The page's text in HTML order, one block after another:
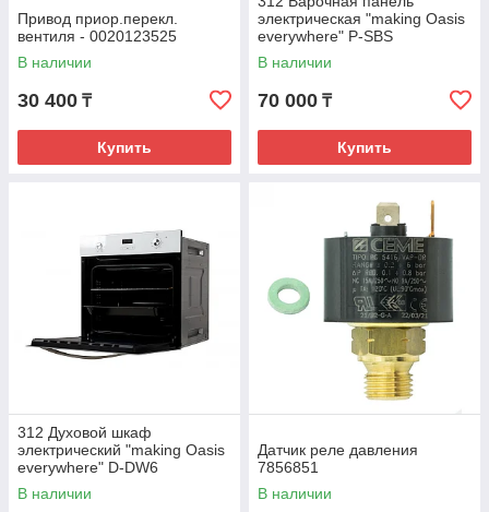
Привод приор.перекл.
вентиля - 0020123525
В наличии
30 400 ₸
Купить
электрическая "making Oasis
everywhere" P-SBS
В наличии
70 000 ₸
Купить
312 Духовой шкаф
электрический "making Oasis
everywhere" D-DW6
В наличии
Датчик реле давления
7856851
В наличии